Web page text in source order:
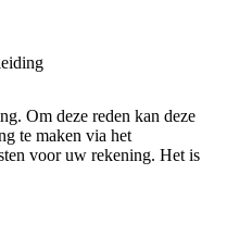
Om deze reden kan deze
te maken via het
voor uw rekening. Het is